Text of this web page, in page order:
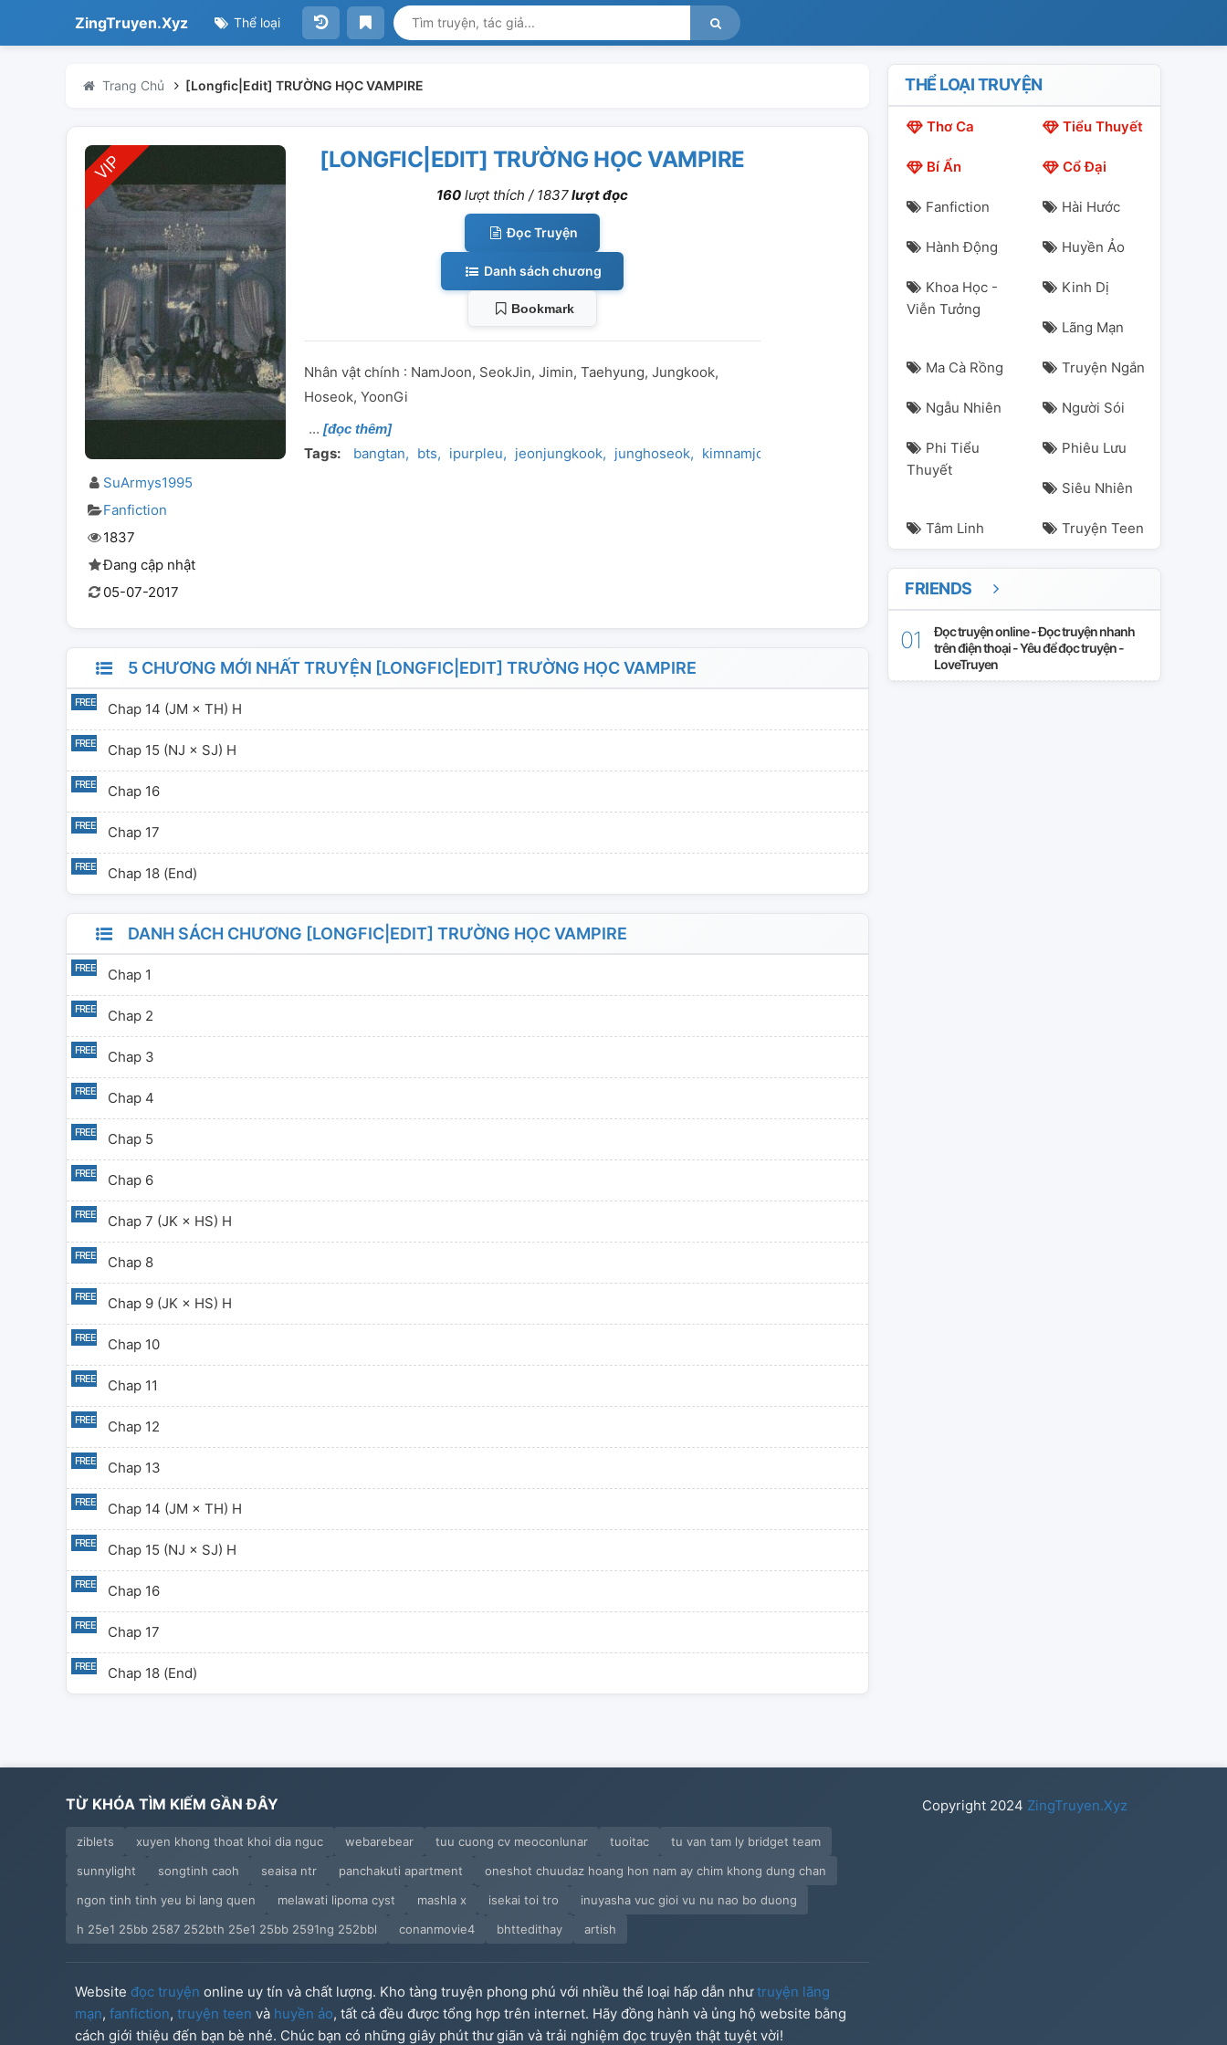
ZingTruyen.Xyz Thể loại
Trang Chủ [Longfic|Edit] TRƯỜNG HỌC VAMPIRE
SuArmys1995
Fanfiction
1837
Đang cập nhật
05-07-2017
[LONGFIC|EDIT] TRƯỜNG HỌC VAMPIRE
160 lượt thích / 1837lượt đọc
Đọc Truyện
Danh sách chương
Bookmark
Nhân vật chính : NamJoon, SeokJin, Jimin, Taehyung, Jungkook,
Hoseok, YoonGi
[đọc thêm]
Tags: bangtan bts ipurpleu jeonjungkook junghoseok kimnamjoon kimtaehyung minyoongi parkjimin vampire
5 CHƯƠNG MỚI NHẤT TRUYỆN [LONGFIC|EDIT] TRƯỜNG HỌC VAMPIRE
Chap 14 (JM × TH) H
Chap 15 (NJ × SJ) H
Chap 16
Chap 17
Chap 18 (End)
DANH SÁCH CHƯƠNG [LONGFIC|EDIT] TRƯỜNG HỌC VAMPIRE
Chap 1
Chap 2
Chap 3
Chap 4
Chap 5
Chap 6
Chap 7 (JK × HS) H
Chap 8
Chap 9 (JK × HS) H
Chap 10
Chap 11
Chap 12
Chap 13
Chap 14 (JM × TH) H
Chap 15 (NJ × SJ) H
Chap 16
Chap 17
Chap 18 (End)
THỂ LOẠI TRUYỆN
Thơ Ca Tiểu Thuyết
Bí Ẩn Cổ Đại
Fanfiction Hài Hước
Hành Động Huyền Ảo
Khoa Học -
Viễn Tưởng
Kinh Dị
Lãng Mạn
Ma Cà Rồng Truyện Ngắn
Ngẫu Nhiên Người Sói
Phi Tiểu
Thuyết
Phiêu Lưu
Siêu Nhiên
Tâm Linh Truyện Teen
FRIENDS
Đọc truyện online - Đọc truyện nhanh
trên điện thoại - Yêu để đọc truyện -
LoveTruyen
TỪ KHÓA TÌM KIẾM GẦN ĐÂY
ziblets xuyen khong thoat khoi dia nguc webarebear tuu cuong cv meoconlunar tuoitac
tu van tam ly bridget team
sunnylight
songtinh caoh seaisa ntr panchakuti apartment
oneshot chuudaz hoang hon nam ay chim khong dung chan
ngon tinh tinh yeu bi lang quen
melawati lipoma cyst mashla x isekai toi tro
inuyasha vuc gioi vu nu nao bo duong
h 25e1 25bb 2587 252bth 25e1 25bb 2591ng 252bbl
conanmovie4 bhttedithay artish
Website đọc truyện online uy tín và chất lượng. Kho tàng truyện phong phú với nhiều thể loại hấp dẫn nhưtruyện lãng
mạn, fanfiction, truyện teen và huyền ảo, tất cả đều được tổng hợp trên internet. Hãy đồng hành và ủng hộ website bằng
cách giới thiệu đến bạn bè nhé. Chúc bạn có những giây phút thư giãn và trải nghiệm đọc truyện thật tuyệt vời!
Copyright 2024 ZingTruyen.Xyz